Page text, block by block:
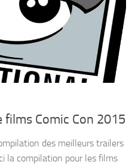
Comic Con 2015
des meilleurs trailers
la compilation pour les films